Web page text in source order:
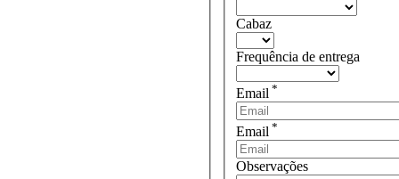
Cabaz
Frequência de entrega
Email *
Email *
Observações